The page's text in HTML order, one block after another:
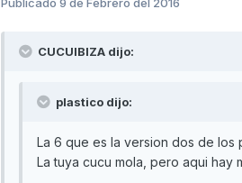
CUCUIBIZA dijo:
plastico dijo:
La 6 que es la version dos de los
La tuya cucu mola, pero aqui hay